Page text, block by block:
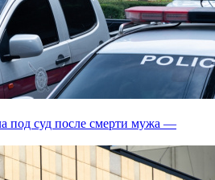
под суд после смерти мужа —